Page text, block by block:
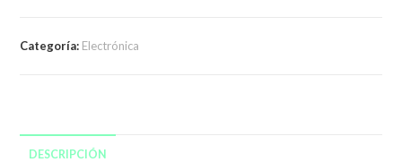
Categoría: Electrónica
DESCRIPCIÓN